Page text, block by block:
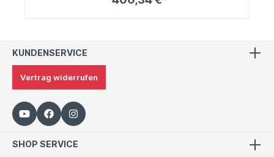
KUNDENSERVICE
Vertrag widerrufen
SHOP SERVICE